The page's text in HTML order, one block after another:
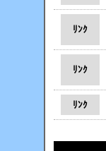
ﾘﾝｸ
ﾘﾝｸ
ﾘﾝｸ